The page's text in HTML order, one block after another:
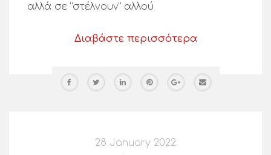
αλλά σε “στέλνουν” αλλού
Διαβάστε περισσότερα
28 January 2022